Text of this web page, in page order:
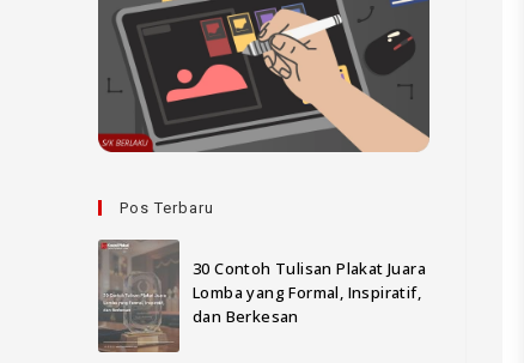
Pos Terbaru
30 Contoh Tulisan Plakat Juara
Lomba yang Formal, Inspiratif,
dan Berkesan